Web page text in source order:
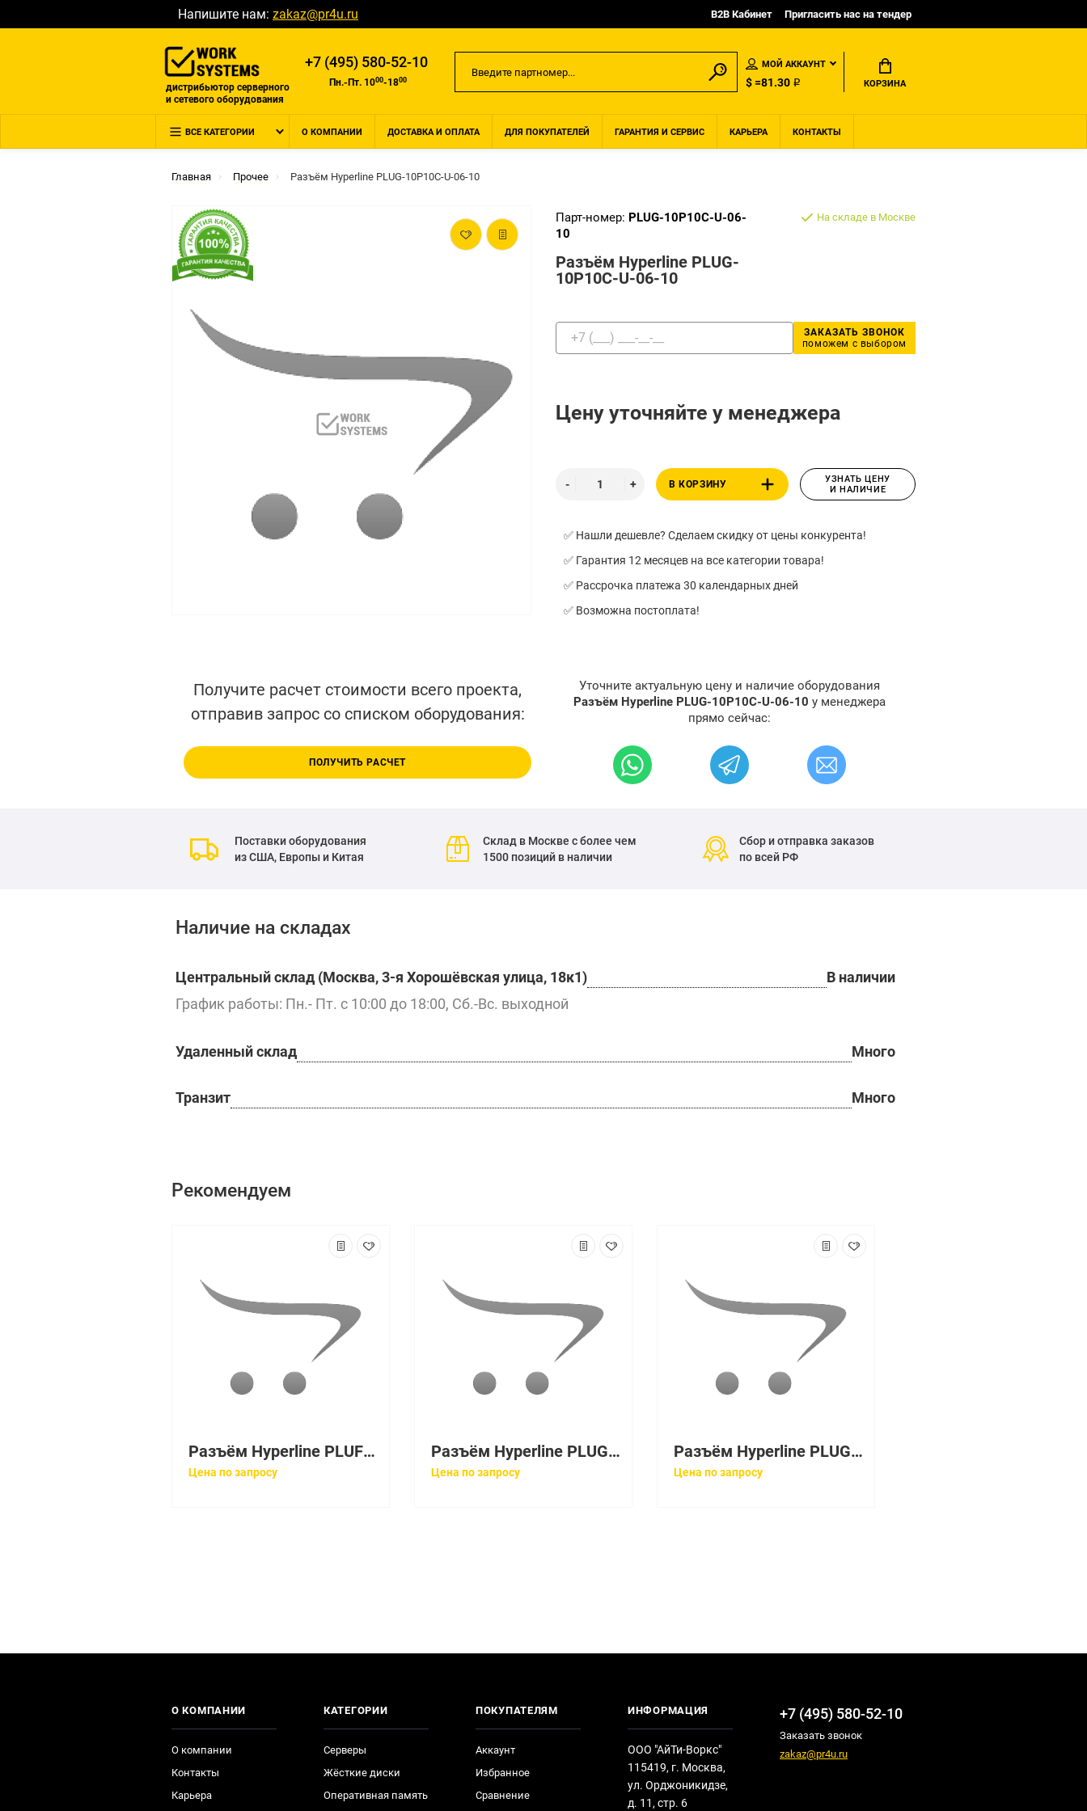
Напишите нам: zakaz@pr4u.ru B2B Кабинет Пригласить нас на тендер
дистрибьютор серверного
и сетевого оборудования
+7 (495) 580-52-10
Пн.-Пт. 1000-1800
МОЙ АККАУНТ
$ =81.30 ₽ КОРЗИНА
ВСЕ КАТЕГОРИИ О КОМПАНИИ ДОСТАВКА И ОПЛАТА ДЛЯ ПОКУПАТЕЛЕЙ ГАРАНТИЯ И СЕРВИС КАРЬЕРА КОНТАКТЫ
Главная Прочее Разъём Hyperline PLUG-10P10C-U-06-10
Парт-номер: PLUG-10P10C-U-06-
10
Разъём Hyperline PLUG-
10P10C-U-06-10
На складе в Москве
ЗАКАЗАТЬ ЗВОНОК
поможем с выбором
Цену уточняйте у менеджера
В КОРЗИНУ
УЗНАТЬ ЦЕНУ
И НАЛИЧИЕ
✅ Нашли дешевле? Сделаем скидку от цены конкурента!
✅ Гарантия 12 месяцев на все категории товара!
✅ Рассрочка платежа 30 календарных дней
✅ Возможна постоплата!
Получите расчет стоимости всего проекта,
отправив запрос со списком оборудования:
ПОЛУЧИТЬ РАСЧЕТ
Уточните актуальную цену и наличие оборудования
Разъём Hyperline PLUG-10P10C-U-06-10 у менеджера
прямо сейчас:
Поставки оборудования
из США, Европы и Китая
Склад в Москве с более чем
1500 позиций в наличии
Сбор и отправка заказов
по всей РФ
Наличие на складах
Центральный склад (Москва, 3-я Хорошёвская улица, 18к1)
В наличии
График работы: Пн.- Пт. с 10:00 до 18:00, Сб.-Вс. выходной
Удаленный склад Много
Транзит Много
Рекомендуем
Разъём Hyperline PLUF-8P8C-S-C6-SH
Цена по запросу
Разъём Hyperline PLUG-4P4C-P-C2-100
Цена по запросу
Разъём Hyperline PLUG-6P4C-P-C2
Цена по запросу
О КОМПАНИИ
О компании
Контакты
Карьера
КАТЕГОРИИ
Серверы
Жёсткие диски
Оперативная память
ПОКУПАТЕЛЯМ
Аккаунт
Избранное
Сравнение
ИНФОРМАЦИЯ
ООО "АйТи-Воркс"
115419, г. Москва,
ул. Орджоникидзе,
д. 11, стр. 6
+7 (495) 580-52-10
Заказать звонок
zakaz@pr4u.ru